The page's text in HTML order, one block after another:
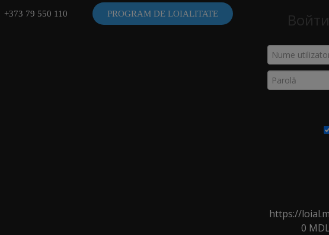
+373 79 550 110 PROGRAM DE LOIALITATE
https://
0 MDL
Perie pentru